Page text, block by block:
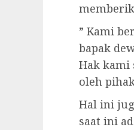
” Kami
bapak
Hak kami
oleh
Hal ini
saat ini